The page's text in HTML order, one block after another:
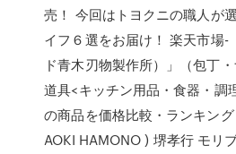
売！ 今回はトヨクニの職人が
イフ６選をお届け！ 楽天市場-
ド青木刃物製作所）」（包丁
道具<キッチン用品・食器・調
の商品を価格比較・ランキン
AOKI HAMONO ) 堺孝行 モリ